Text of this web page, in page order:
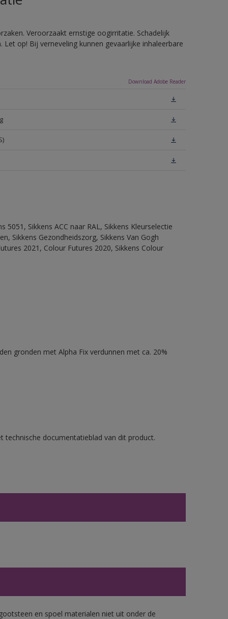
Veroorzaakt ernstige oogirritatie. Schadelijk
op! Bij verneveling kunnen gevaarlijke inhaleerbare
Download Adobe Reader
5051, Sikkens ACC naar RAL, Sikkens Kleurselectie
Sikkens Gezondheidszorg, Sikkens Van Gogh
2021, Colour Futures 2020, Sikkens Colour
gronden met Alpha Fix verdunnen met ca. 20%
technische documentatieblad van dit product.
en spoel materialen niet uit onder de